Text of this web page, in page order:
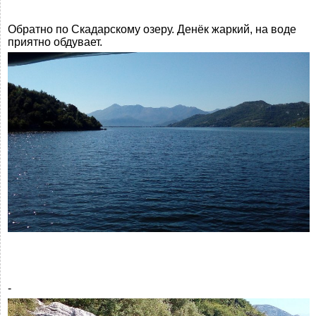
Обратно по Скадарскому озеру. Денёк жаркий, на воде
приятно обдувает.
-